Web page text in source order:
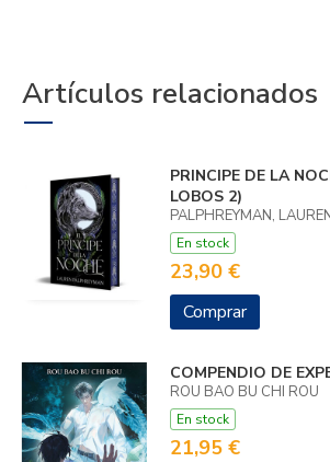
Artículos relacionados
PRINCIPE DE LA
LOBOS 2)
PALPHREYMAN,
En stock
23,90 €
Comprar
COMPENDIO DE
ROU BAO BU CHI ROU
En stock
21,95 €